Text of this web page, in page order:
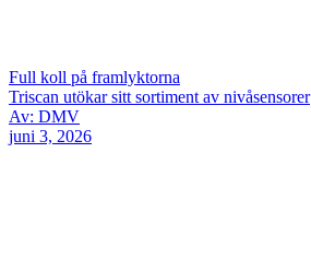
Full koll på framlyktorna
Triscan utökar sitt sortiment av nivåsensorer
Av: DMV
juni 3, 2026